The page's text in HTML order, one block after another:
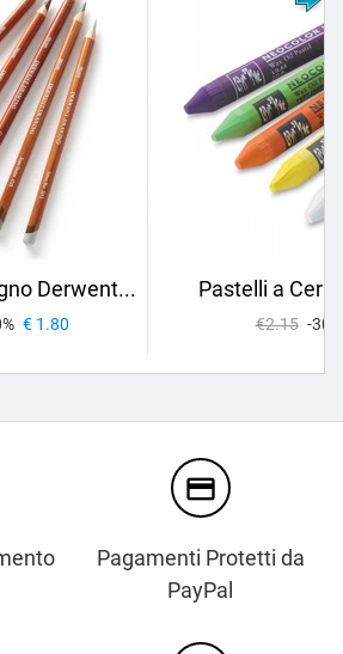
Derwent...
€ 1.80
Pastelli a Cera
€2.15 -30%
credit_card
Pagamenti Protetti da
PayPal